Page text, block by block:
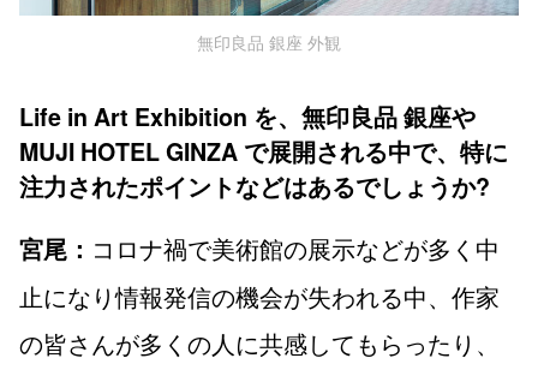
無印良品 銀座 外観
Life in Art Exhibition を、無印良品 銀座や
MUJI HOTEL GINZA で展開される中で、特に
注力されたポイントなどはあるでしょうか?
宮尾： コロナ禍で美術館の展示などが多く中
止になり情報発信の機会が失われる中、作家
の皆さんが多くの人に共感してもらったり、